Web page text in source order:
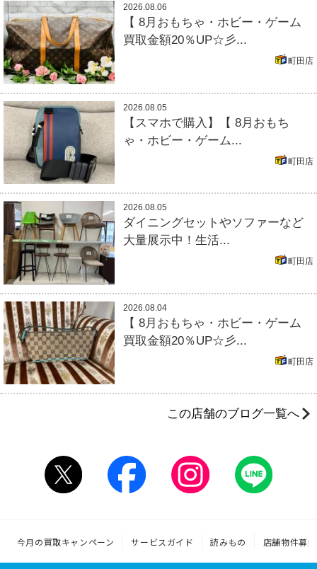
2026.08.06
【 8月おもちゃ・ホビー・ゲーム
買取金額20％UP☆彡...
町田店
2026.08.05
【スマホで購入】【 8月おもち
ゃ・ホビー・ゲーム...
町田店
2026.08.05
ダイニングセットやソファーなど
大量展示中！生活...
町田店
2026.08.04
【 8月おもちゃ・ホビー・ゲーム
買取金額20％UP☆彡...
町田店
この店舗のブログ一覧へ
今月の買取キャンペーン サービスガイド 読みもの 店舗物件募集